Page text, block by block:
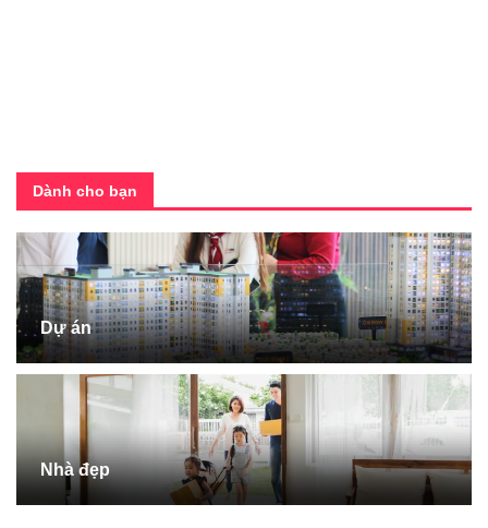
Dành cho bạn
Dự án
Nhà đẹp